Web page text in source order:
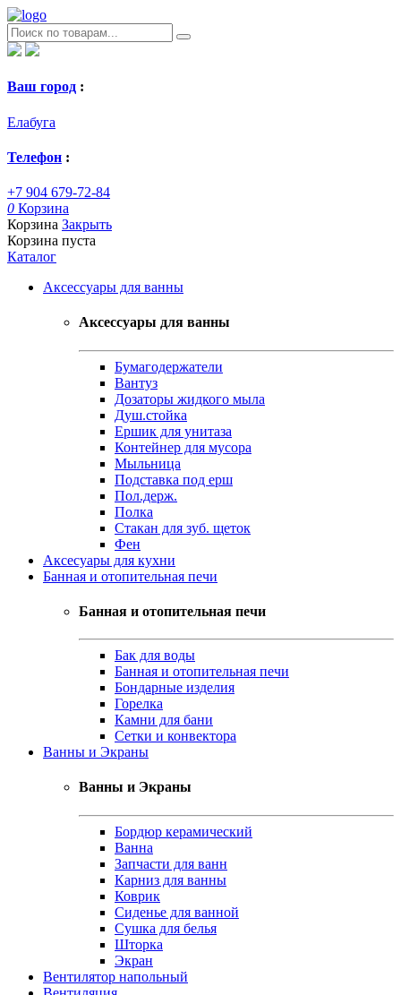
Ваш город :
Елабуга
Телефон :
+7 904 679-72-84
0 Корзина
Корзина Закрыть
Корзина пуста
Каталог
Аксессуары для ванны
Аксессуары для ванны
Бумагодержатели
Вантуз
Дозаторы жидкого мыла
Душ.стойка
Ершик для унитаза
Контейнер для мусора
Мыльница
Подставка под ерш
Пол.держ.
Полка
Стакан для зуб. щеток
Фен
Аксесуары для кухни
Банная и отопительная печи
Банная и отопительная печи
Бак для воды
Банная и отопительная печи
Бондарные изделия
Горелка
Камни для бани
Сетки и конвектора
Ванны и Экраны
Ванны и Экраны
Бордюр керамический
Ванна
Запчасти для ванн
Карниз для ванны
Коврик
Сиденье для ванной
Сушка для белья
Шторка
Экран
Вентилятор напольный